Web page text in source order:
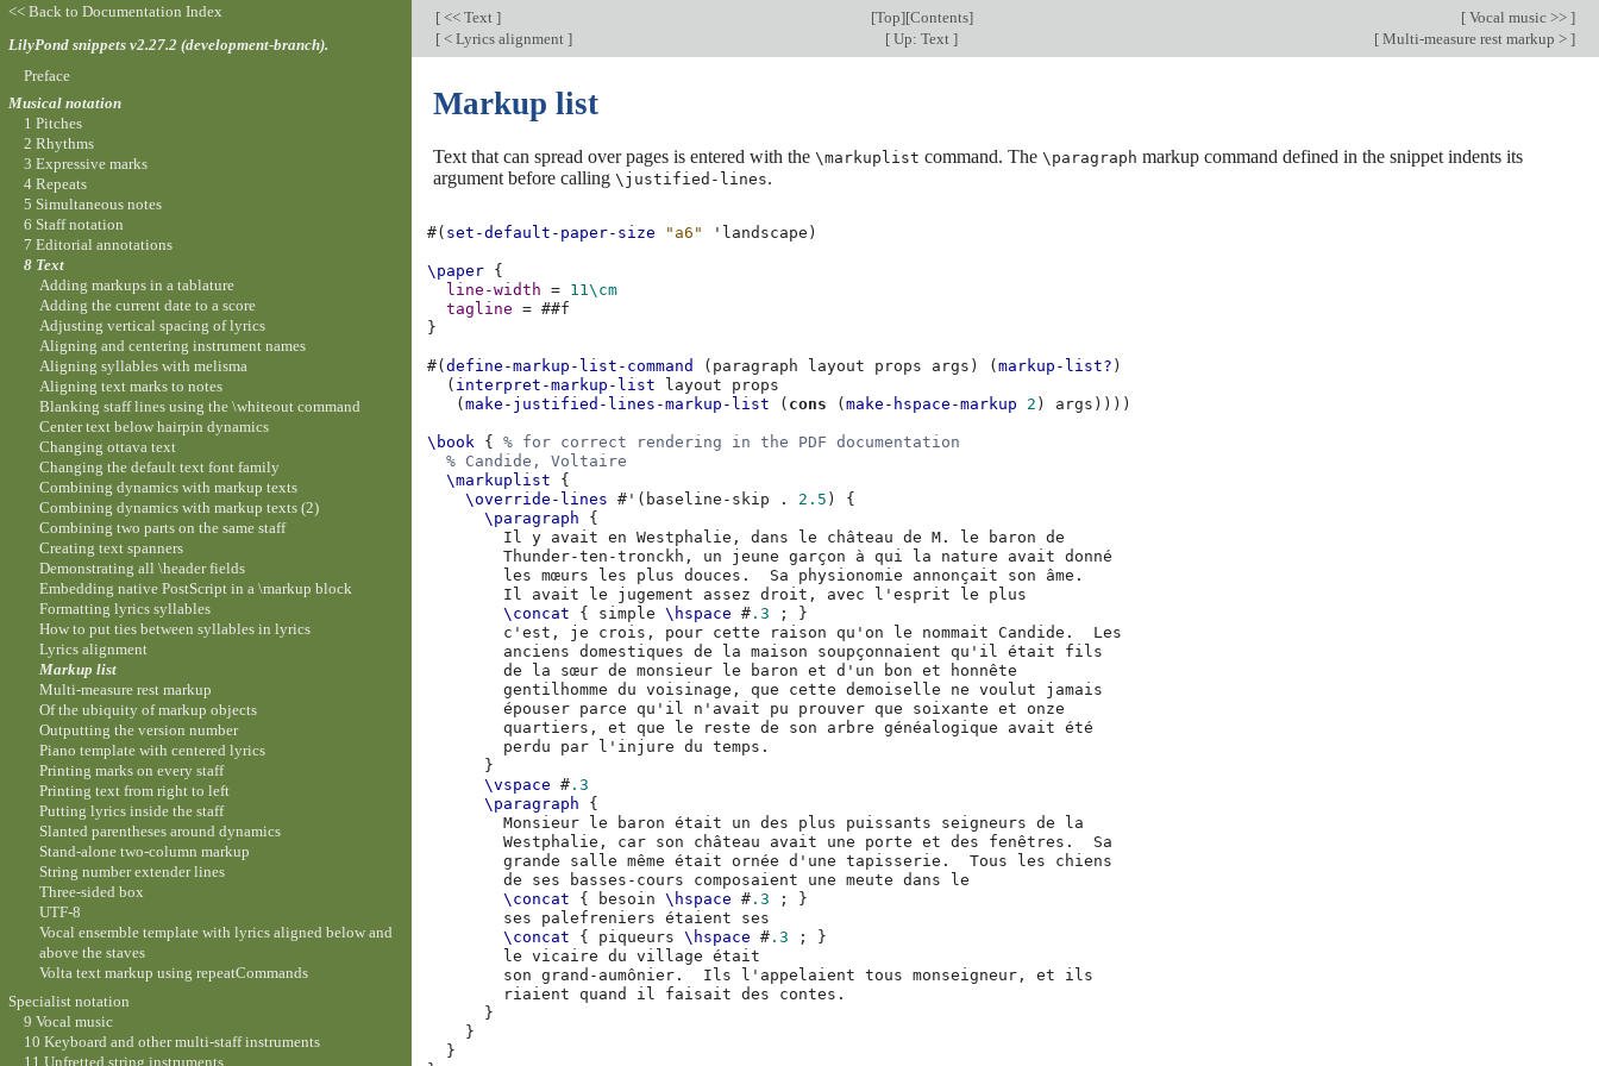
[ << Text ] [Top][Contents] [ Vocal music >> ]
[ < Lyrics alignment ] [ Up: Text ] [ Multi-measure rest markup > ]
Markup list
Text that can spread over pages is entered with the \markuplist command. The \paragraph markup command defined in the snippet indents its
argument before calling \justified-lines.
#( set-default-paper-size "a6" 'landscape )
\paper {
line-width
= 11\cm
tagline
= ##f
}
#(define-markup-list-command ( paragraph layout props args ) (markup-list? )
( interpret-markup-list layout
props
(make-justified-lines-markup-list ( cons (make-hspace-markup 2 ) args ))))
\book {
% for correct rendering in the PDF documentation
% Candide, Voltaire
\markuplist
{
\override-lines
# ' ( baseline-skip . 2.5 )
{
\paragraph
{
Il
y avait en Westphalie , dans le château de M . le baron
Thunder-ten-tronckh , un jeune garçon à qui la nature avait
les
mœurs les plus douces . Sa physionomie annonçait son âme .
Il
avait le jugement assez droit , avec l'esprit le
\concat
{ simple \hspace # .3 ;
}
c 'est , je crois , pour cette raison qu'on le nommait Candide .
anciens
domestiques de la maison soupçonnaient qu'il était
de
la sœur de monsieur le baron et d 'un bon et
gentilhomme
du voisinage , que cette demoiselle ne voulut
épouser parce qu'il n'avait pu prouver que soixante et
quartiers , et que le reste de son arbre généalogique avait
perdu
par l'injure du temps .
}
\vspace
# .3
\paragraph
{
Monsieur
le baron était un des plus puissants seigneurs de
la
Westphalie , car son château avait une porte et des fenêtres .
grande
salle même était ornée d 'une tapisserie . Tous les
de
ses basses-cours composaient une meute dans
\concat
{ besoin \hspace # .3 ;
}
ses
palefreniers étaient
\concat
{ piqueurs \hspace # .3 ;
}
le
vicaire du village
son
grand-aumônier . Ils l'appelaient tous monseigneur , et
riaient
quand il faisait des contes .
}
}
}
<< Back to Documentation Index
LilyPond snippets v2.27.2 (development-branch).
Preface
Musical notation
1 Pitches
2 Rhythms
3 Expressive marks
4 Repeats
5 Simultaneous notes
6 Staff notation
7 Editorial annotations
8 Text
Adding markups in a tablature
Adding the current date to a score
Adjusting vertical spacing of lyrics
Aligning and centering instrument names
Aligning syllables with melisma
Aligning text marks to notes
Blanking staff lines using the \whiteout command
Center text below hairpin dynamics
Changing ottava text
Changing the default text font family
Combining dynamics with markup texts
Combining dynamics with markup texts (2)
Combining two parts on the same staff
Creating text spanners
Demonstrating all \header fields
Embedding native PostScript in a \markup block
Formatting lyrics syllables
How to put ties between syllables in lyrics
Lyrics alignment
Markup list
Multi-measure rest markup
Of the ubiquity of markup objects
Outputting the version number
Piano template with centered lyrics
Printing marks on every staff
Printing text from right to left
Putting lyrics inside the staff
Slanted parentheses around dynamics
Stand-alone two-column markup
String number extender lines
Three-sided box
UTF-8
Vocal ensemble template with lyrics aligned below and
above the staves
Volta text markup using repeatCommands
Specialist notation
9 Vocal music
10 Keyboard and other multi-staff instruments
11 Unfretted string instruments